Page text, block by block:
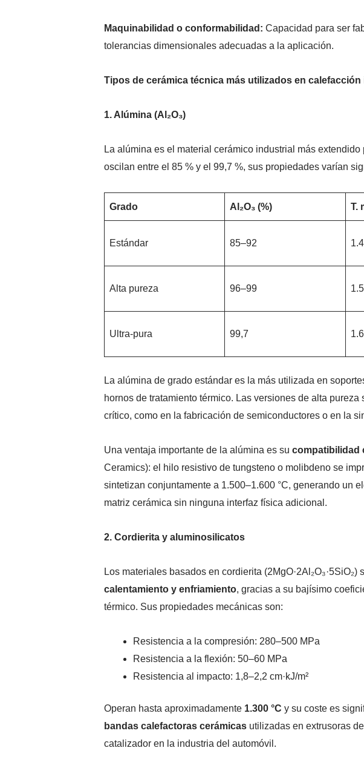
Maquinabilidad o conformabilidad: Capacidad para ser
tolerancias dimensionales adecuadas a la aplicación.
Tipos de cerámica técnica más utilizados en calefacción
1. Alúmina (Al₂O₃)
La alúmina es el material cerámico industrial más
oscilan entre el 85 % y el 99,7 %, sus propiedades varían
Grado Al₂O₃ (%) T.
Estándar 85–92
Alta pureza 96–99
Ultra-pura 99,7
La alúmina de grado estándar es la más utilizada en
hornos de tratamiento térmico. Las versiones de alta
crítico, como en la fabricación de semiconductores o en la
Una ventaja importante de la alúmina es su compatibilidad
Ceramics): el hilo resistivo de tungsteno o molibdeno se
sintetizan conjuntamente a 1.500–1.600 °C, generando un
matriz cerámica sin ninguna interfaz física adicional.
2. Cordierita y aluminosilicatos
Los materiales basados en cordierita
calentamiento y enfriamiento, gracias a su bajísimo
térmico. Sus propiedades mecánicas son:
Resistencia a la compresión: 280–500 MPa
Resistencia a la flexión: 50–60 MPa
Resistencia al impacto: 1,8–2,2 cm·kJ/m²
Operan hasta aproximadamente 1.300 °C y su coste es
bandas calefactoras cerámicas utilizadas en extrusoras
catalizador en la industria del automóvil.